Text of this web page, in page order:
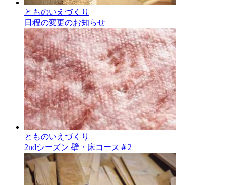
とものいえづくり
日程の変更のお知らせ
とものいえづくり
2ndシーズン 壁・床コース＃2